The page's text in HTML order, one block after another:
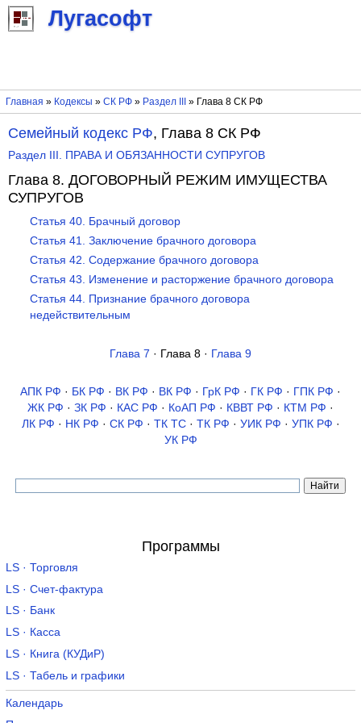
Лугасофт
Главная » Кодексы » СК РФ» Раздел III » Глава 8 СК РФ
Семейный кодекс РФ, Глава 8 СК РФ
Раздел III. ПРАВА И ОБЯЗАННОСТИ СУПРУГОВ
Глава 8. ДОГОВОРНЫЙ РЕЖИМ ИМУЩЕСТВА
СУПРУГОВ
Статья 40. Брачный договор
Статья 41. Заключение брачного договора
Статья 42. Содержание брачного договора
Статья 43. Изменение и расторжение брачного договора
Статья 44. Признание брачного договора
недействительным
Глава 7 · Глава 8 · Глава 9
АПК РФ · БК РФ · ВК РФ · ВК РФ · ГрК РФ · ГК РФ · ГПК РФ ·
ЖК РФ · ЗК РФ · КАС РФ · КоАП РФ · КВВТ РФ · КТМ РФ ·
ЛК РФ · НК РФ · СК РФ · ТК TC· ТК РФ · УИК РФ · УПК РФ ·
УК РФ
Программы
LS · Торговля
LS · Счет-фактура
LS · Банк
LS · Касса
LS · Книга (КУДиР)
LS · Табель и графики
Календарь